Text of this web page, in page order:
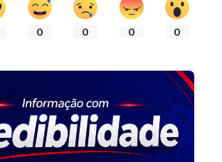
0 0 0 0